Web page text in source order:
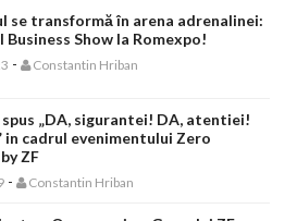
se transformă în arena adrenalinei:
Show la Romexpo!
- Constantin Hriban
spus „DA, sigurantei! DA, atentiei!
in cadrul evenimentului Zero
ZF
- Constantin Hriban